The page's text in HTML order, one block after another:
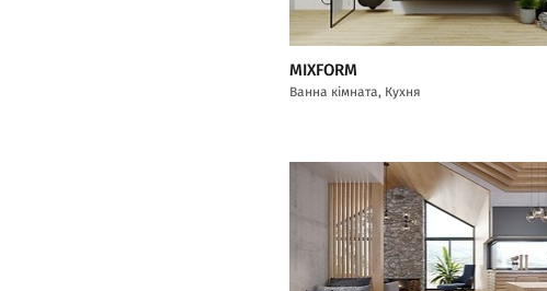
MIXFORM
Ванна кімната, Кухня